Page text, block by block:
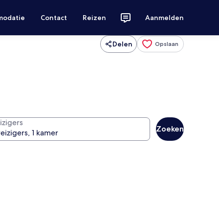
Contact Reizen Aanmelden
Delen Opslaan
Zoeken